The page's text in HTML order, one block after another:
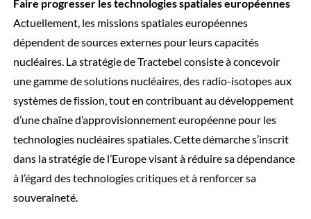
Faire progresser les technologies spatiales européennes
Actuellement, les missions spatiales européennes
dépendent de sources externes pour leurs capacités
nucléaires. La stratégie de Tractebel consiste à concevoir
une gamme de solutions nucléaires, des radio-isotopes aux
systèmes de fission, tout en contribuant au développement
d’une chaîne d’approvisionnement européenne pour les
technologies nucléaires spatiales. Cette démarche s’inscrit
dans la stratégie de l’Europe visant à réduire sa dépendance
à l’égard des technologies critiques et à renforcer sa
souveraineté.